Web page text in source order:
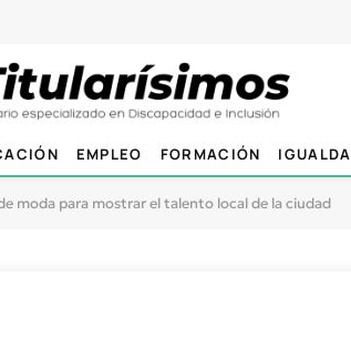
EMPLEO FORMACIÓN
moda para mostrar el talento local de la ciudad